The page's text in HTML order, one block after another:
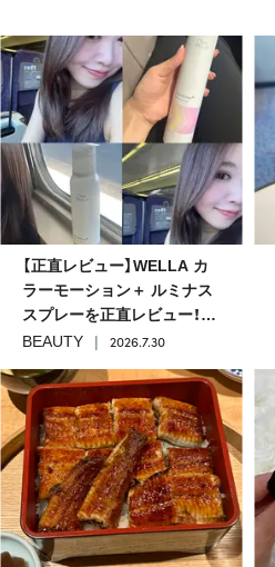
【正直レビュー】WELLA カ
ラーモーション＋ ルミナス
スプレーを正直レビュー！ツ
ヤ・まとまり・使用感を紹介
BEAUTY 2026.7.30